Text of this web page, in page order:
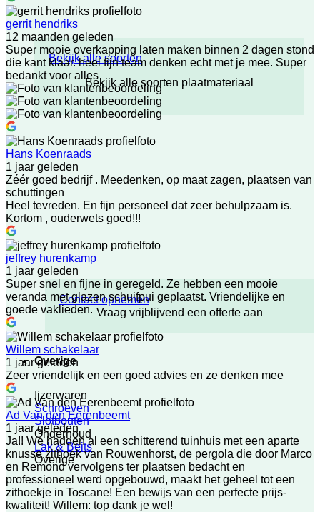
Bekijk alle soorten
Bekijk alle soorten plaatmateriaal
Contact opnemen
Vraag vrijblijvend een offerte aan
Overige
Ijzerwaren
Schroeven
Slotbouten
Onderhoud
Lak & Beits
Overige
gerrit hendriks
12 maanden geleden
Super mooie overkapping laten maken binnen 2 dagen stond
die kant klaar. heel fijn team denken echt met je mee. Super
bedankt voor alles
Hans Koenraads
1 jaar geleden
Zéér goed bedrijf . Meedenken, op maat zagen, plaatsen van
schuttingen
Heel tevreden. En fijn personeel dat zeer behulpzaam is.
Kortom , ouderwets goed!!!
jeffrey hurenkamp
1 jaar geleden
Super snel en fijne in geregeld. Ze hebben een mooie
veranda met glazen schuifpui geplaatst. Vriendelijke en
goede vaklieden.
Willem schakelaar
1 jaar geleden
Zeer vriendelijk en een goed advies en ze denken mee
Ad Van den Eerenbeemt
1 jaar geleden
Ja!! We hadden al een schitterend tuinhuis met een aparte
knusse zithoek van Rouwenhorst, de pergola die door Marco
en Remond vervolgens ter plaatsen bedacht en
professioneel werd opgebouwd, maakt het geheel tot een
zithoekje in Toscane! Een bewijs van een perfecte prijs-
kwaliteit! Willem: top dank je wel!